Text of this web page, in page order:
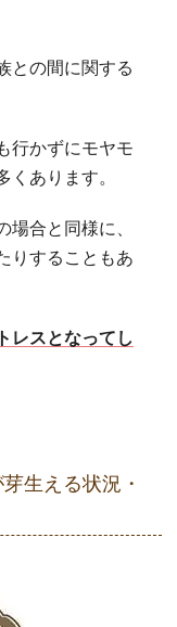
との間に関する
行かずにモヤモ
くあります。
場合と同様に、
りすることもあ
レスとなってし
生える状況・